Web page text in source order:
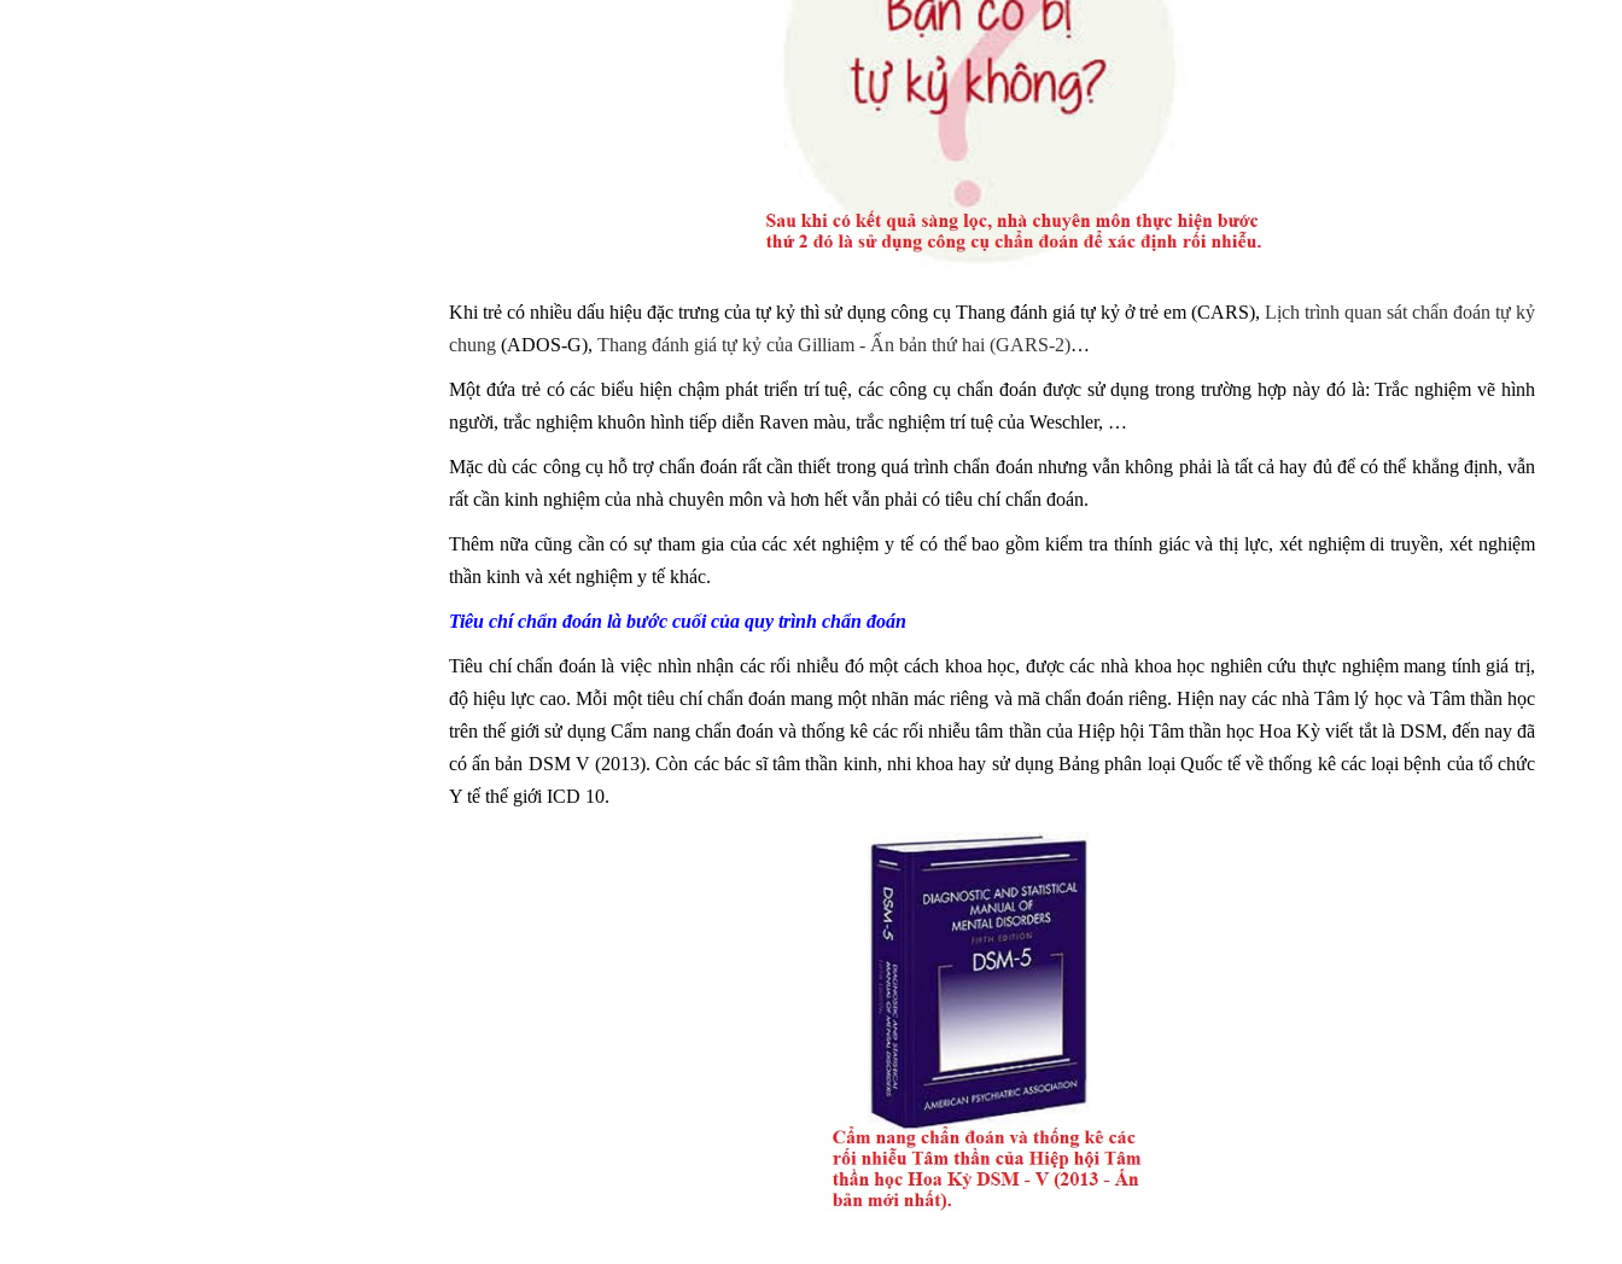
Khi trẻ có nhiều dấu hiệu đặc trưng của tự kỷ thì sử dụng công cụ Thang đánh giá tự kỷ ở trẻ em (CARS), Lịch trình quan sát chẩn đoán tự kỷ
chung (ADOS-G), Thang đánh giá tự kỷ của Gilliam - Ấn bản thứ hai (GARS-2)…
Một đứa trẻ có các biểu hiện chậm phát triển trí tuệ, các công cụ chẩn đoán được sử dụng trong trường hợp này đó là: Trắc nghiệm vẽ hình
người, trắc nghiệm khuôn hình tiếp diễn Raven màu, trắc nghiệm trí tuệ của Weschler, …
Mặc dù các công cụ hỗ trợ chẩn đoán rất cần thiết trong quá trình chẩn đoán nhưng vẫn không phải là tất cả hay đủ để có thể khẳng định, vẫn
rất cần kinh nghiệm của nhà chuyên môn và hơn hết vẫn phải có tiêu chí chẩn đoán.
Thêm nữa cũng cần có sự tham gia của các xét nghiệm y tế có thể bao gồm kiểm tra thính giác và thị lực, xét nghiệm di truyền, xét nghiệm
thần kinh và xét nghiệm y tế khác.
Tiêu chí chẩn đoán là bước cuối của quy trình chẩn đoán
Tiêu chí chẩn đoán là việc nhìn nhận các rối nhiễu đó một cách khoa học, được các nhà khoa học nghiên cứu thực nghiệm mang tính giá trị,
độ hiệu lực cao. Mỗi một tiêu chí chẩn đoán mang một nhãn mác riêng và mã chẩn đoán riêng. Hiện nay các nhà Tâm lý học và Tâm thần học
trên thế giới sử dụng Cẩm nang chẩn đoán và thống kê các rối nhiễu tâm thần của Hiệp hội Tâm thần học Hoa Kỳ viết tắt là DSM, đến nay đã
có ấn bản DSM V (2013). Còn các bác sĩ tâm thần kinh, nhi khoa hay sử dụng Bảng phân loại Quốc tế về thống kê các loại bệnh của tổ chức
Y tế thế giới ICD 10.